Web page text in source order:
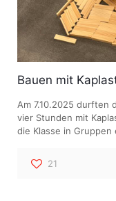
Bauen mit
Am 7.10.2025 durften
vier Stunden mit
die Klasse in
21